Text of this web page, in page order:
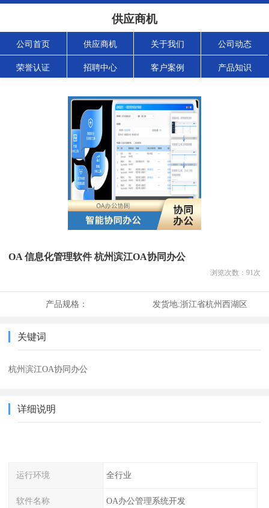
供应商机
公司首页 供应商机 关于我们 公司动态
荣誉认证 招聘中心 客户案例 产品知识
OA 信息化管理软件 杭州滨江OA协同办公
浏览次数： 91次
产品规格： 发货地:浙江省杭州西湖区
关键词
杭州滨江OA协同办公
详细说明
运行环境 全行业
软件名称 OA办公管理系统开发